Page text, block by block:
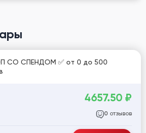
СО СПЕНДОМ ✅ от 0 до 500
4657.50 ₽
0 отзывов